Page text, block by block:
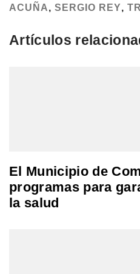
ACUÑA, SERGIO REY,
Artículos
El Municipio de
programas para
la salud